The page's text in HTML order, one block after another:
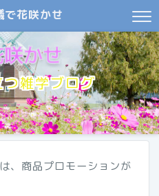
で花咲かせ
雑学ブログ
、商品プロモーションが